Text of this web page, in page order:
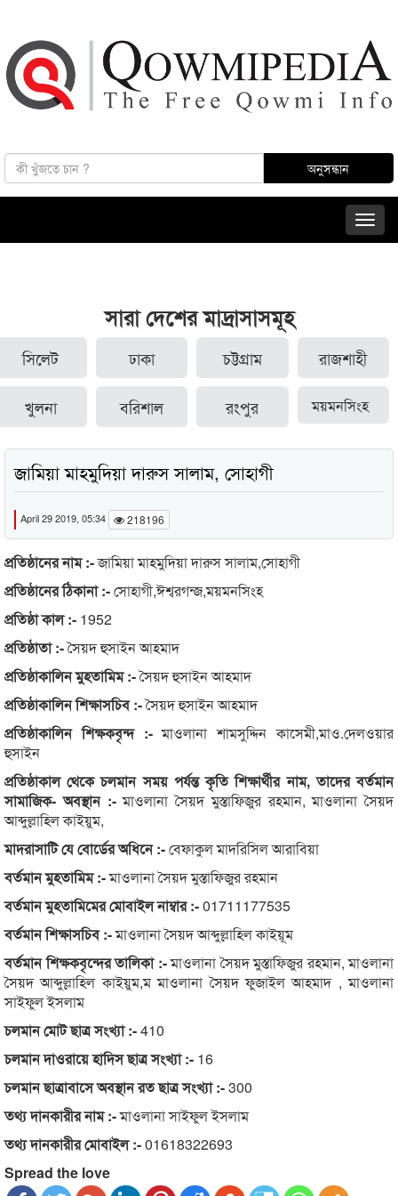
সারা দেশের মাদ্রাসাসমূহ
সিলেট ঢাকা চট্টগ্রাম রাজশাহী
খুলনা বরিশাল রংপুর ময়মনসিংহ
জামিয়া মাহমুদিয়া দারুস সালাম, সোহাগী
April 29 2019, 05:34 218196
প্রতিষ্ঠানের নাম :-জামিয়া মাহমুদিয়া দারুস সালাম,সোহাগী
প্রতিষ্ঠানের ঠিকানা :-সোহাগী,ঈশ্বরগন্জ,ময়মনসিংহ
প্রতিষ্ঠা কাল :- 1952
প্রতিষ্ঠাতা :-সৈয়দ হুসাইন আহমাদ
প্রতিষ্ঠাকালিন মুহতামিম :-সৈয়দ হুসাইন আহমাদ
প্রতিষ্ঠাকালিন শিক্ষাসচিব :-সৈয়দ হুসাইন আহমাদ
প্রতিষ্ঠাকালিন শিক্ষকবৃন্দ :-মাওলানা শামসুদ্দিন কাসেমী,মাও.দেলওয়ার
হুসাইন
প্রতিষ্ঠাকাল থেকে চলমান সময় পর্যন্ত কৃতি শিক্ষার্থীর নাম, তাদের বর্তমান
সামাজিক- অবস্থান :-মাওলানা সৈয়দ মুস্তাফিজুর রহমান, মাওলানা সৈয়দ
আব্দুল্লাহিল কাইয়ুম,
মাদরাসাটি যে বোর্ডের অধিনে :-বেফাকুল মাদরিসিল আরাবিয়া
বর্তমান মুহতামিম :-মাওলানা সৈয়দ মুস্তাফিজুর রহমান
বর্তমান মুহতামিমের মোবাইল নাম্বার :-01711177535
বর্তমান শিক্ষাসচিব :-মাওলানা সৈয়দ আব্দুল্লাহিল কাইয়ূম
বর্তমান শিক্ষকবৃন্দের তালিকা :-মাওলানা সৈয়দ মুস্তাফিজুর রহমান, মাওলানা
সৈয়দ আব্দুল্লাহিল কাইয়ুম,ম মাওলানা সৈয়দ ফুজাইল আহমাদ , মাওলানা
সাইফুল ইসলাম
চলমান মোট ছাত্র সংখ্যা :-410
চলমান দাওরায়ে হাদিস ছাত্র সংখ্যা :- 16
চলমান ছাত্রাবাসে অবস্থান রত ছাত্র সংখ্যা :-300
তথ্য দানকারীর নাম :-মাওলানা সাইফুল ইসলাম
তথ্য দানকারীর মোবাইল :-01618322693
Spread the love